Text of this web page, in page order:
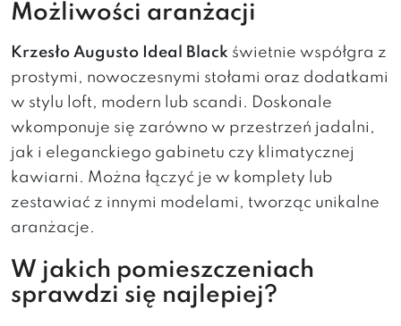
Możliwości aranżacji
Krzesło Augusto Ideal Black świetnie współgra z
prostymi, nowoczesnymi stołami oraz dodatkami
w stylu loft, modern lub scandi. Doskonale
wkomponuje się zarówno w przestrzeń jadalni,
jak i eleganckiego gabinetu czy klimatycznej
kawiarni. Można łączyć je w komplety lub
zestawiać z innymi modelami, tworząc unikalne
aranżacje.
W jakich pomieszczeniach
sprawdzi się najlepiej?